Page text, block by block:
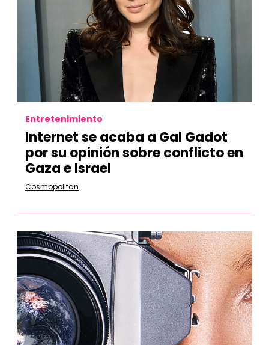
Entretenimiento
Internet se acaba a Gal Gadot
por su opinión sobre conflicto en
Gaza e Israel
Cosmopolitan